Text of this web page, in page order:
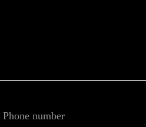
Phone number